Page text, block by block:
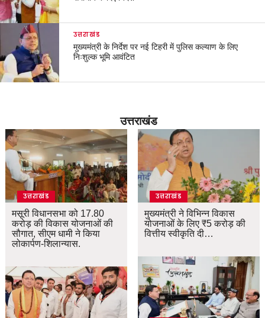
उत्तराखंड
मुख्यमंत्री के निर्देश पर नई टिहरी में पुलिस कल्याण के लिए
निःशुल्क भूमि आवंटित
उत्तराखंड
उत्तराखंड
मसूरी विधानसभा को 17.80
करोड़ की विकास योजनाओं की
सौगात, सीएम धामी ने किया
लोकार्पण-शिलान्यास.
उत्तराखंड
मुख्यमंत्री ने विभिन्न विकास
योजनाओं के लिए ₹5 करोड़ की
वित्तीय स्वीकृति दी…